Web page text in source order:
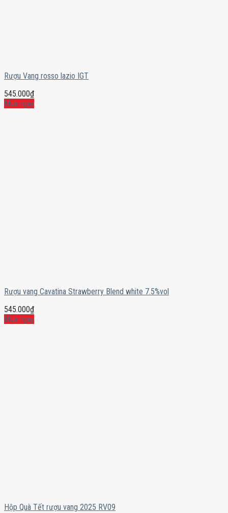
Rượu Vang rosso lazio IGT
545.000₫
Mua ngay
Rượu vang Cavatina Strawberry Blend white 7.5%vol
545.000₫
Mua ngay
Hộp Quà Tết rượu vang 2025 RV09